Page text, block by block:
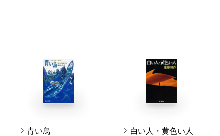
青い鳥 白い人・黄色い人